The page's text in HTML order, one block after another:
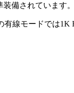
備されています。
線モードでは